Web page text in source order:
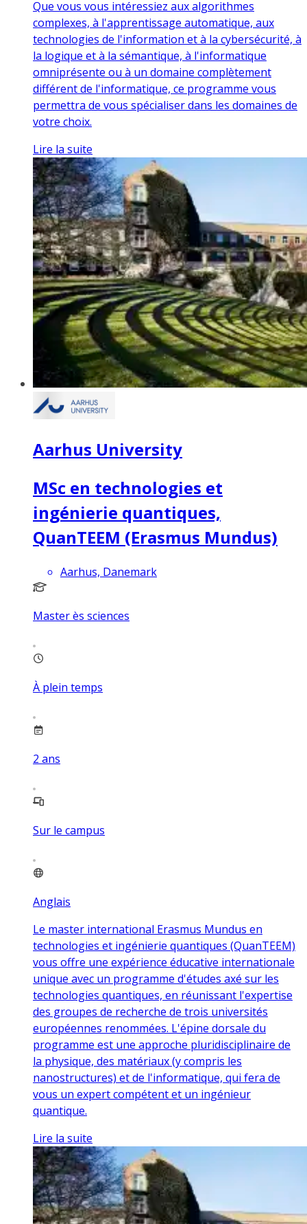
Que vous vous intéressiez aux algorithmes
complexes, à l'apprentissage automatique, aux
technologies de l'information et à la cybersécurité, à
la logique et à la sémantique, à l'informatique
omniprésente ou à un domaine complètement
différent de l'informatique, ce programme vous
permettra de vous spécialiser dans les domaines de
votre choix.
Lire la suite
Aarhus University
MSc en technologies et
ingénierie quantiques,
QuanTEEM (Erasmus Mundus)
Aarhus, Danemark
Master ès sciences
À plein temps
2 ans
Sur le campus
Anglais
Le master international Erasmus Mundus en
technologies et ingénierie quantiques (QuanTEEM)
vous offre une expérience éducative internationale
unique avec un programme d'études axé sur les
technologies quantiques, en réunissant l'expertise
des groupes de recherche de trois universités
européennes renommées. L'épine dorsale du
programme est une approche pluridisciplinaire de
la physique, des matériaux (y compris les
nanostructures) et de l'informatique, qui fera de
vous un expert compétent et un ingénieur
quantique.
Lire la suite